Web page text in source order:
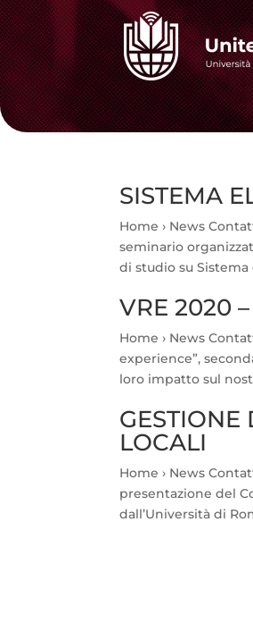
SISTEMA
Home › News
seminario
di studio su
VRE 2020
Home › News
experience”,
loro impatto sul
LOCALI
Home › News
presentazione del
dall’Università di